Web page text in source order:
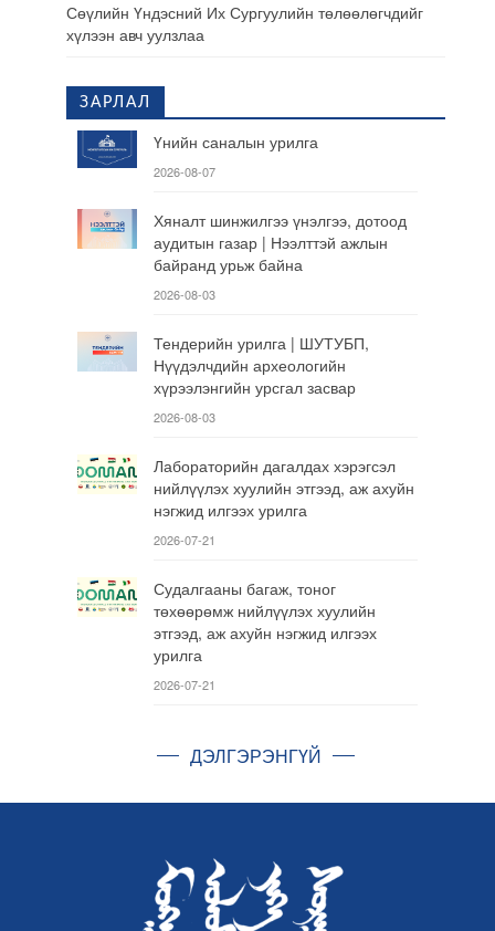
Сөүлийн Үндэсний Их Сургуулийн төлөөлөгчдийг
хүлээн авч уулзлаа
ЗАРЛАЛ
Үнийн саналын урилга
2026-08-07
Хяналт шинжилгээ үнэлгээ, дотоод
аудитын газар | Нээлттэй ажлын
байранд урьж байна
2026-08-03
Тендерийн урилга | ШУТУБП,
Нүүдэлчдийн археологийн
хүрээлэнгийн урсгал засвар
2026-08-03
Лабораторийн дагалдах хэрэгсэл
нийлүүлэх хуулийн этгээд, аж ахуйн
нэгжид илгээх урилга
2026-07-21
Судалгааны багаж, тоног
төхөөрөмж нийлүүлэх хуулийн
этгээд, аж ахуйн нэгжид илгээх
урилга
2026-07-21
ДЭЛГЭРЭНГҮЙ